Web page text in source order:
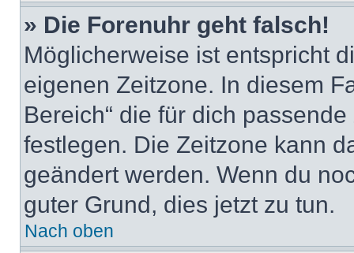
» Die Forenuhr geht falsch!
Möglicherweise ist entspricht
eigenen Zeitzone. In diesem
Bereich“ die für dich
festlegen. Die Zeitzone kann
geändert werden. Wenn du
guter Grund, dies jetzt zu tun.
Nach oben